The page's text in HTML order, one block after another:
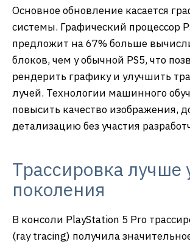
Основное обновление касается
системы. Графический процессор
предложит на 67% больше
блоков, чем у обычной PS5, что
рендерить графику и улучшить
лучей. Технологии машинного
повысить качество изображения,
детализацию без участия
Трассировка лучше
поколения
В консоли PlayStation 5 Pro
(ray tracing) получила